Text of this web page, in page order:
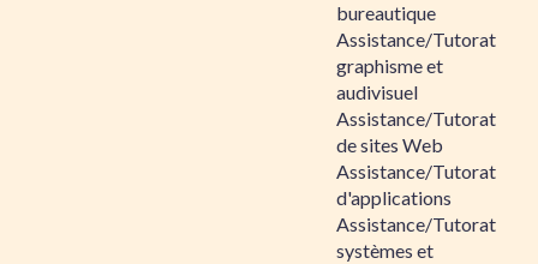
bureautique
Assistance/Tutorat
graphisme et
audivisuel
Assistance/Tutorat
de sites Web
Assistance/Tutorat
d'applications
Assistance/Tutorat
systèmes et